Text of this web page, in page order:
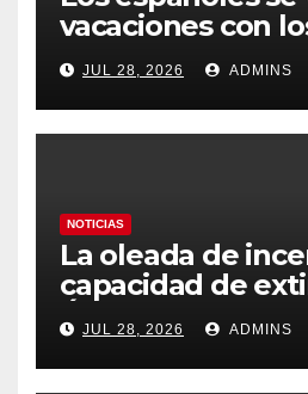
vacaciones con
carburantes hasta
más caros que el
y los hoteles
JUL 28, 2026 ADMINS
NOTICIAS
La oleada de
capacidad de
Ávila y al oeste de
obliga a declarar la
emergencia
JUL 28, 2026 ADMINS